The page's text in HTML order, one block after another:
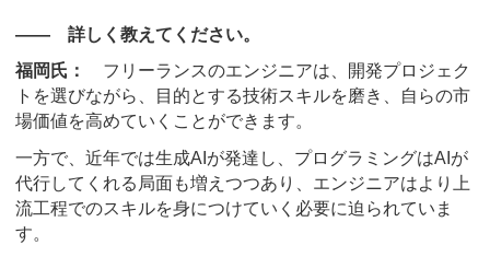
―― 詳しく教えてください。
福岡氏：
フリーランスのエンジニアは、開発プロジェク
トを選びながら、目的とする技術スキルを磨き、自らの市
場価値を高めていくことができます。
一方で、近年では生成AIが発達し、プログラミングはAIが
代行してくれる局面も増えつつあり、エンジニアはより上
流工程でのスキルを身につけていく必要に迫られていま
す。